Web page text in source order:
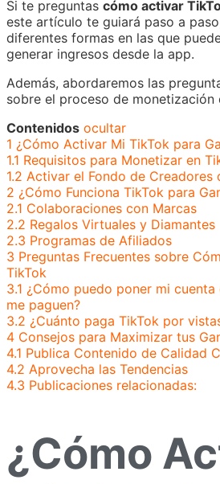
Si te preguntas cómo activar
este artículo te guiará paso a
diferentes formas en las que
generar ingresos desde la app.
Además, abordaremos las
sobre el proceso de monetización
Contenidos ocultar
1 ¿Cómo Activar Mi TikTok para
1.1 Requisitos para Monetizar en
1.2 Activar el Fondo de Creadores
2 ¿Cómo Funciona TikTok para
2.1 Colaboraciones con Marcas
2.2 Regalos Virtuales y Diamantes
2.3 Programas de Afiliados
3 Preguntas Frecuentes sobre
TikTok
3.1 ¿Cómo puedo poner mi
me paguen?
3.2 ¿Cuánto paga TikTok por
4 Consejos para Maximizar tus
4.1 Publica Contenido de Calidad
4.2 Aprovecha las Tendencias
4.3 Publicaciones relacionadas:
¿Cómo